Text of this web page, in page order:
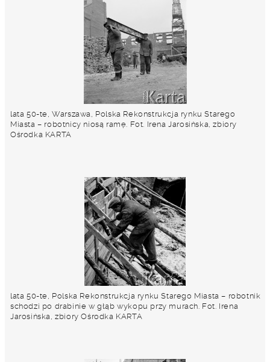
lata 50-te, Warszawa, Polska Rekonstrukcja rynku Starego
Miasta – robotnicy niosą ramę. Fot. Irena Jarosińska, zbiory
Ośrodka KARTA
lata 50-te, Polska Rekonstrukcja rynku Starego Miasta – robotnik
schodzi po drabinie w głąb wykopu przy murach. Fot. Irena
Jarosińska, zbiory Ośrodka KARTA